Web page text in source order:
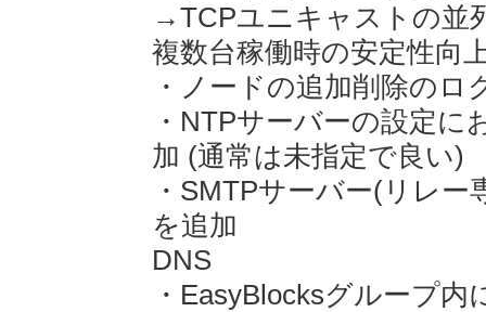
→TCPユニキャストの並
複数台稼働時の安定性向
・ノードの追加削除のロ
・NTPサーバーの設定
加 (通常は未指定で良い)
・SMTPサーバー(リレ
を追加
DNS
・EasyBlocksグループ